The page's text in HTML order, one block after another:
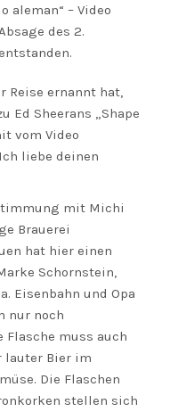
aleman“ – Video
des 2.
Reise ernannt hat,
Sheerans „Shape
vom Video
liebe deinen
mit Michi
Brauerei
hat hier einen
Schornstein,
Eisenbahn und Opa
nur noch
muss auch
lauter Bier im
Die Flaschen
stellen sich